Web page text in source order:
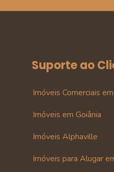
Suporte ao
Imóveis Comerciais
Imóveis em Goiânia
Imóveis Alphaville
Imóveis para Alugar